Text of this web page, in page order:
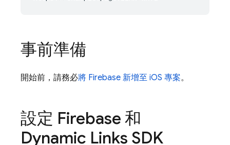
事前準備
開始前，請務必將 Firebase 新增至 iOS 專案。
設定 Firebase 和
Dynamic Links SDK